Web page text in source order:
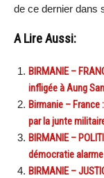
de ce dernier dans
A Lire Aussi:
BIRMANIE –
infligée à Aung
Birmanie –
par la junte
BIRMANIE –
démocratie
BIRMANIE –